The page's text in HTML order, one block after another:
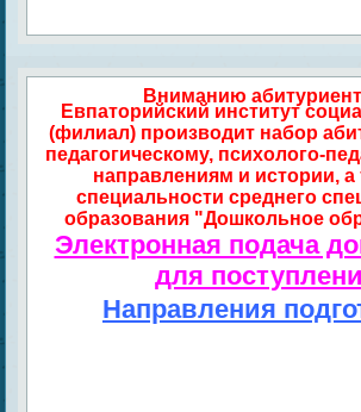
Вниманию
Евпаторийский институт
(филиал) производит набор
педагогическому, психолого-
направлениям и истории, а
специальности среднего
образования "Дошкольное
Электронная подача
для
Направления